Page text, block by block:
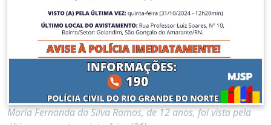
Maria Fernanda da Silva Ramos, de 12 anos, foi vista pela